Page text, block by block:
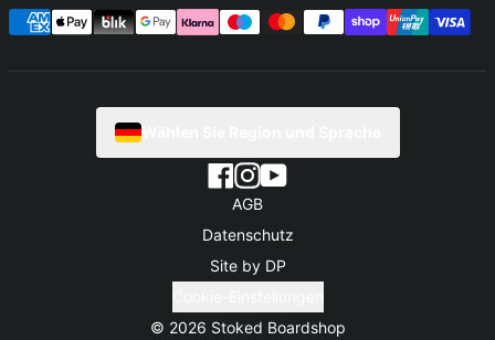
Wählen Sie Region und Sprache
AGB
Datenschutz
Site by DP
© 2026 Stoked Boardshop